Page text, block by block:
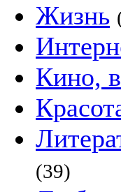
Жизнь
Кино,
(39)